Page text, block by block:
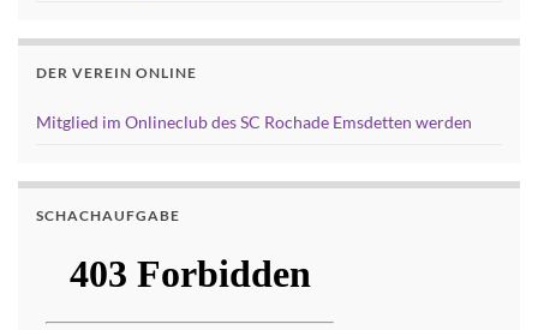
DER VEREIN ONLINE
Mitglied im Onlineclub des SC Rochade Emsdetten werden
SCHACHAUFGABE